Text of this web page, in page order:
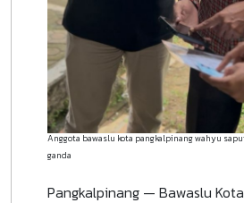
Anggota bawaslu kota pangkalpinang wahyu
ganda
Pangkalpinang — Bawaslu